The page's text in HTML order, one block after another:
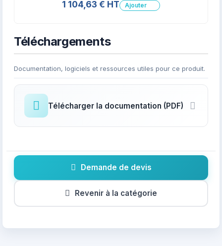
1 104,63 € HT Ajouter
Téléchargements
Documentation, logiciels et ressources utiles pour ce produit.
Télécharger la documentation (PDF)
Demande de devis
Revenir à la catégorie